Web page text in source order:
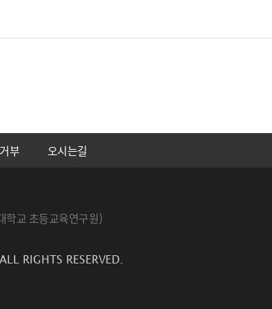
부 오시는길
학교 초등교육연구원)
RIGHTS RESERVED.